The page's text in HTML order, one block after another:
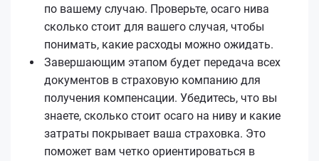
по вашему случаю. Проверьте, осаго нива
сколько стоит для вашего случая, чтобы
понимать, какие расходы можно ожидать.
Завершающим этапом будет передача всех
документов в страховую компанию для
получения компенсации. Убедитесь, что вы
знаете, сколько стоит осаго на ниву и какие
затраты покрывает ваша страховка. Это
поможет вам четко ориентироваться в